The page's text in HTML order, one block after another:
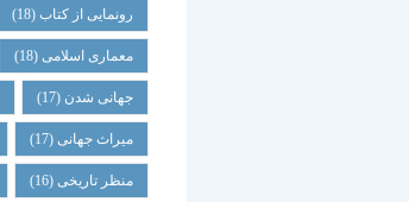
رونمایی از کتاب(18)
معماری اسلامی(18)
جهانی شدن (17)
میراث جهانی(17)
منظر تاریخی(16)